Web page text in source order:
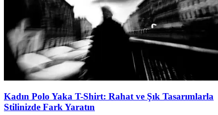
Kadın Polo Yaka T-Shirt: Rahat ve Şık Tasarımlarla
Stilinizde Fark Yaratın